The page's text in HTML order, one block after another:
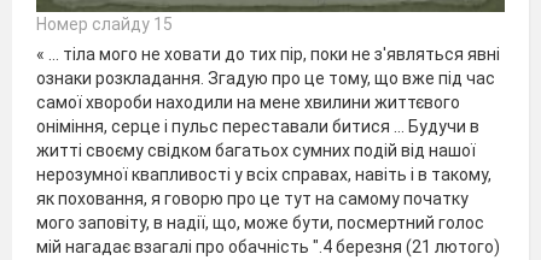
Номер слайду 15
« … тіла мого не ховати до тих пір, поки не з'являться явні
ознаки розкладання. Згадую про це тому, що вже під час
самої хвороби находили на мене хвилини життєвого
оніміння, серце і пульс переставали битися ... Будучи в
житті своєму свідком багатьох сумних подій від нашої
нерозумної квапливості у всіх справах, навіть і в такому,
як поховання, я говорю про це тут на самому початку
мого заповіту, в надії, що, може бути, посмертний голос
мій нагадає взагалі про обачність ".4 березня (21 лютого)